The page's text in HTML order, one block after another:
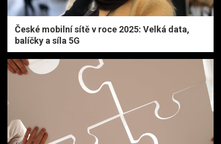
České mobilní sítě v roce 2025: Velká data,
balíčky a síla 5G